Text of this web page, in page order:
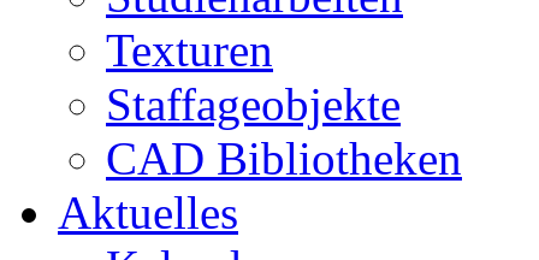
Texturen
Staffageobjekte
CAD Bibliotheken
Aktuelles